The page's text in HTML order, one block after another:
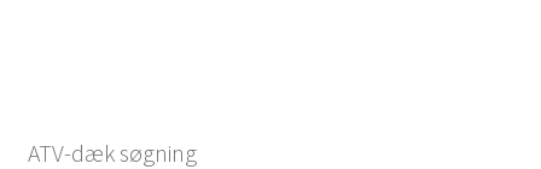
ATV-dæk søgning